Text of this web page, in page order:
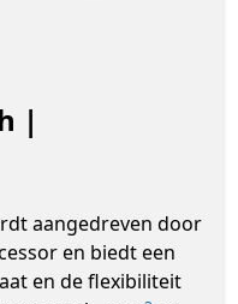
|
aangedreven door
en biedt een
en de flexibiliteit